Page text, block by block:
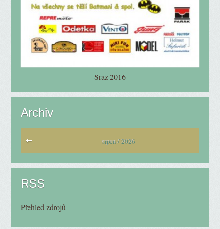
Sraz 2016
Archiv
srpen / 2026
RSS
Přehled zdrojů